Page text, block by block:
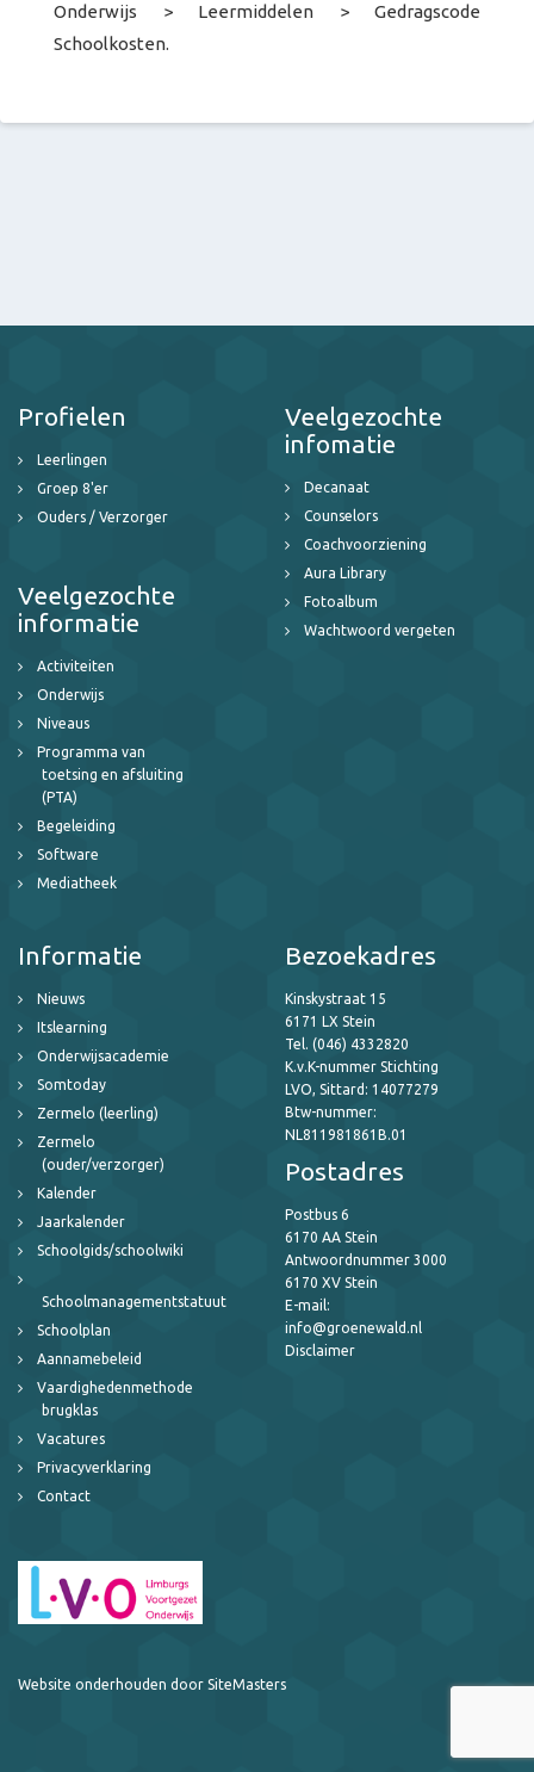
Onderwijs > Leermiddelen > Gedragscode
Schoolkosten.
Profielen
Leerlingen
Groep 8'er
Ouders / Verzorger
Veelgezochte
informatie
Activiteiten
Onderwijs
Niveaus
Programma van
toetsing en afsluiting
(PTA)
Begeleiding
Software
Mediatheek
Veelgezochte
infomatie
Decanaat
Counselors
Coachvoorziening
Aura Library
Fotoalbum
Wachtwoord vergeten
Informatie
Nieuws
Itslearning
Onderwijsacademie
Somtoday
Zermelo (leerling)
Zermelo
(ouder/verzorger)
Kalender
Jaarkalender
Schoolgids/schoolwiki
Schoolmanagementstatuut
Schoolplan
Aannamebeleid
Vaardighedenmethode
brugklas
Vacatures
Privacyverklaring
Contact
Bezoekadres
Kinskystraat 15
6171 LX Stein
Tel. (046) 4332820
K.v.K-nummer Stichting
LVO, Sittard: 14077279
Btw-nummer:
NL811981861B.01
Postadres
Postbus 6
6170 AA Stein
Antwoordnummer 3000
6170 XV Stein
E-mail:
info@groenewald.nl
Disclaimer
Website onderhouden door SiteMasters